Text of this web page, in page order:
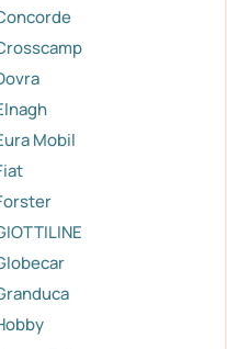
Mobil